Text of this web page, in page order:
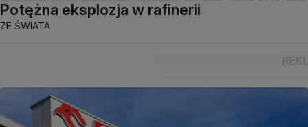
Potężna eksplozja w rafinerii
ZE ŚWIATA